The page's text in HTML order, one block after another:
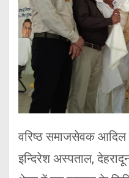
वरिष्ठ समाजसेवक आदिल
इन्दिरेश अस्पताल,